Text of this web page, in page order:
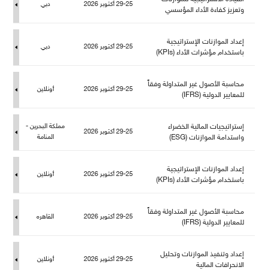
وتعزيز كفاءة الأداء المؤسسي
29-25 أكتوبر 2026 دبي
إعداد الموازنات الإستراتيجية
باستخدام مؤشرات الأداء (KPIs)
29-25 أكتوبر 2026 دبي
حاسبة الأصول غير المتداولة وفقاً
عايير الدولية (IFRS)
29-25 أكتوبر 2026 أونلاين
إستراتيجيات المالية الخضراء
واستدامة الموازنات (ESG)
29-25 أكتوبر 2026
كة البحرين -
المنامة
إعداد الموازنات الإستراتيجية
باستخدام مؤشرات الأداء (KPIs)
29-25 أكتوبر 2026 أونلاين
حاسبة الأصول غير المتداولة وفقاً
عايير الدولية (IFRS)
29-25 أكتوبر 2026 القاهره
إعداد وتنفيذ الموازنات وتحلي
الانحرافات المالية
29-25 أكتوبر 2026 أونلاين